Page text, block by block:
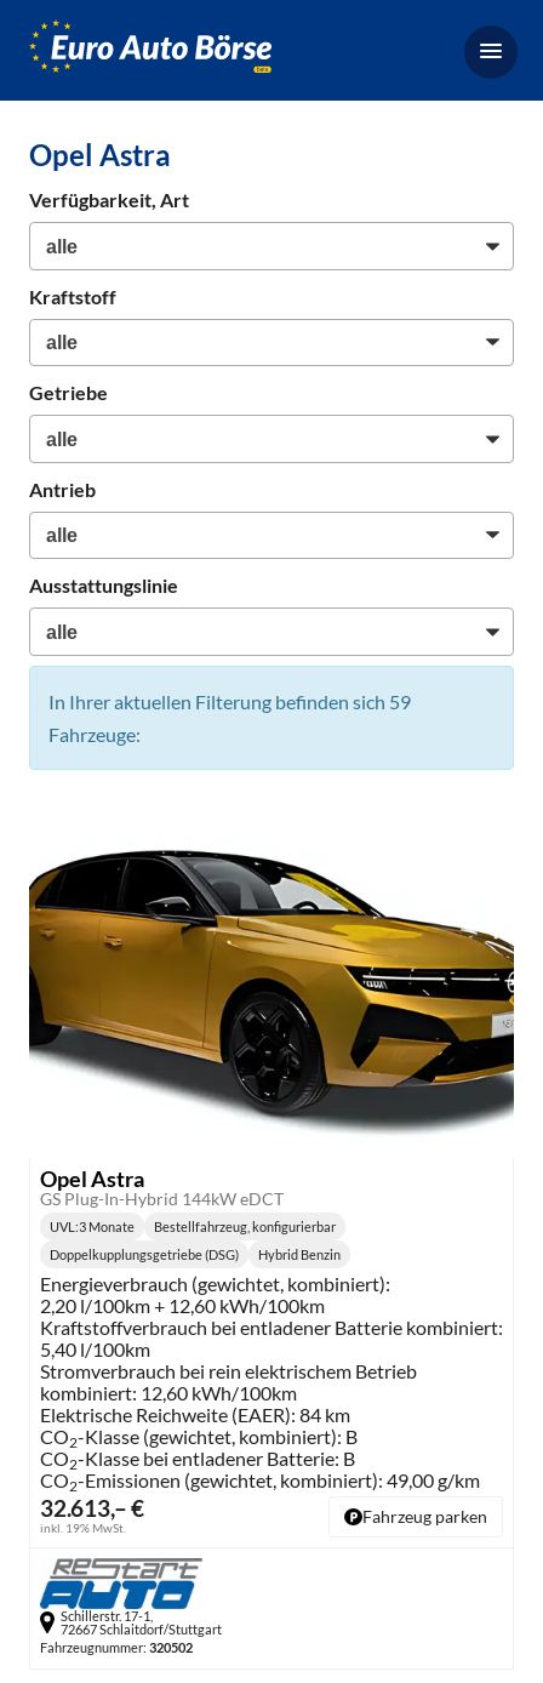
Börse,
Neuwagen
Opel Astra
Verfügbarkeit, Art
Kraftstoff
Getriebe
Antrieb
Ausstattungslinie
In Ihrer aktuellen Filterung befinden sich 59
Fahrzeuge:
Opel Astra
GS Plug-In-Hybrid 144kW eDCT
32.613,– €
inkl. 19% MwSt.
Lieferzeit:
UVL :3 Monate Bestellfahrzeug, konfigurierbar
Getriebe:
Doppelkupplungsgetriebe (DSG)
Kraftstoff:
Hybrid Benzin
Energieverbrauch (gewichtet, kombiniert):
2,20 l/100km + 12,60 kWh/100km
Kraftstoffverbrauch bei entladener Batterie kombiniert:
5,40 l/100km
Stromverbrauch bei rein elektrischem Betrieb
kombiniert: 12,60 kWh/100km
Elektrische Reichweite (EAER): 84 km
CO2-Klasse (gewichtet, kombiniert): B
CO2-Klasse bei entladener Batterie: B
CO2-Emissionen (gewichtet, kombiniert): 49,00 g/km
Fahrzeug parken
Schillerstr. 17-1,
72667 Schlaitdorf/Stuttgart
Fahrzeugnummer: 320502